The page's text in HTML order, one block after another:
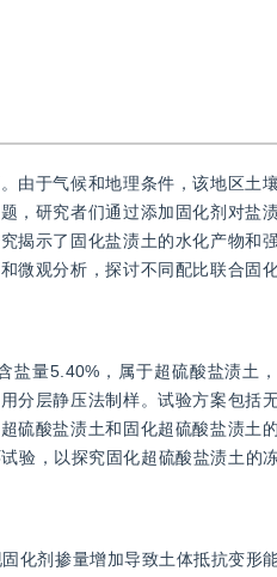
由于气候和地理条件，该地区土
，研究者们通过添加固化剂对盐
揭示了固化盐渍土的水化产物和强
微观分析，探讨不同配比联合固
盐量5.40%，属于超硫酸盐渍土
分层静压法制样。试验方案包括
硫酸盐渍土和固化超硫酸盐渍土
验，以探究固化超硫酸盐渍土的
化剂掺量增加导致土体抵抗变形